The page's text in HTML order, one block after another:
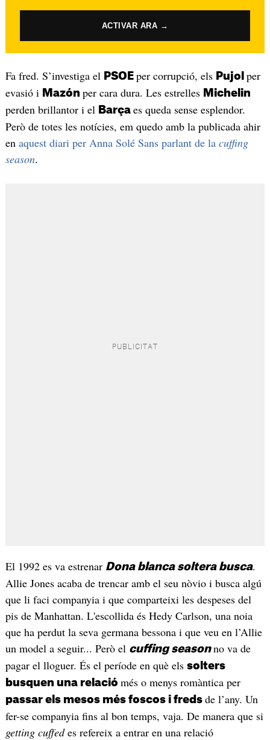
ACTIVAR ARA →
Fa fred. S’investiga el PSOE per corrupció, els Pujol per
evasió i Mazón per cara dura. Les estrelles Michelin
perden brillantor i el Barça es queda sense esplendor.
Però de totes les notícies, em quedo amb la publicada ahir
en aquest diari per Anna Solé Sans parlant de la cuffing
season.
El 1992 es va estrenar Dona blanca soltera busca.
Allie Jones acaba de trencar amb el seu nòvio i busca algú
que li faci companyia i que comparteixi les despeses del
pis de Manhattan. L'escollida és Hedy Carlson, una noia
que ha perdut la seva germana bessona i que veu en l’Allie
un model a seguir... Però el cuffing season no va de
pagar el lloguer. És el període en què els solters
busquen una relació més o menys romàntica per
passar els mesos més foscos i freds de l’any. Un
fer-se companyia fins al bon temps, vaja. De manera que si
getting cuffedes refereix a entrar en una relació